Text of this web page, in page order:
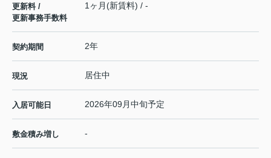
更新料 /
更新事務手数料
1ヶ月(新賃料) / -
契約期間 2年
現況 居住中
入居可能日 2026年09月中旬予定
敷金積み増し -